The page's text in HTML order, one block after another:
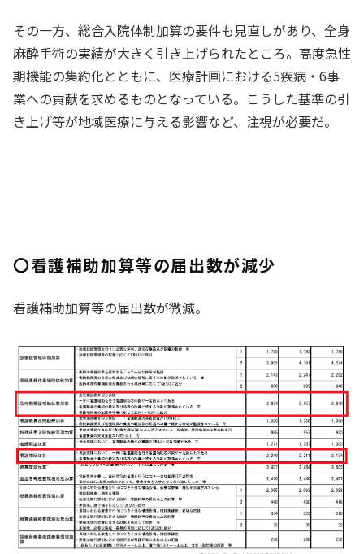
その一方、総合入院体制加算の要件も見直しがあり、全身
麻酔手術の実績が大きく引き上げられたところ。高度急性
期機能の集約化とともに、医療計画における5疾病・6事
業への貢献を求めるものとなっている。こうした基準の引
き上げ等が地域医療に与える影響など、注視が必要だ。
〇看護補助加算等の届出数が減少
看護補助加算等の届出数が微減。